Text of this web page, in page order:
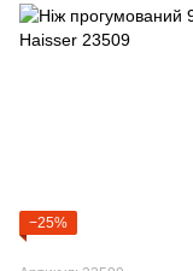
−25%